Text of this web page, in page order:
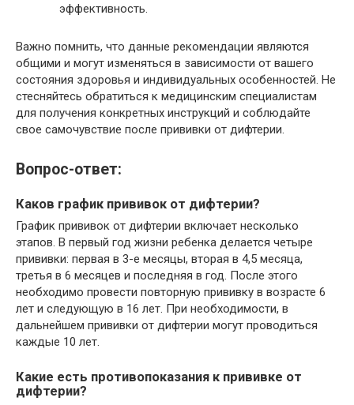
эффективность.
Важно помнить, что данные рекомендации являются
общими и могут изменяться в зависимости от вашего
состояния здоровья и индивидуальных особенностей. Не
стесняйтесь обратиться к медицинским специалистам
для получения конкретных инструкций и соблюдайте
свое самочувствие после прививки от дифтерии.
Вопрос-ответ:
Каков график прививок от дифтерии?
График прививок от дифтерии включает несколько
этапов. В первый год жизни ребенка делается четыре
прививки: первая в 3-е месяцы, вторая в 4,5 месяца,
третья в 6 месяцев и последняя в год. После этого
необходимо провести повторную прививку в возрасте 6
лет и следующую в 16 лет. При необходимости, в
дальнейшем прививки от дифтерии могут проводиться
каждые 10 лет.
Какие есть противопоказания к прививке от
дифтерии?